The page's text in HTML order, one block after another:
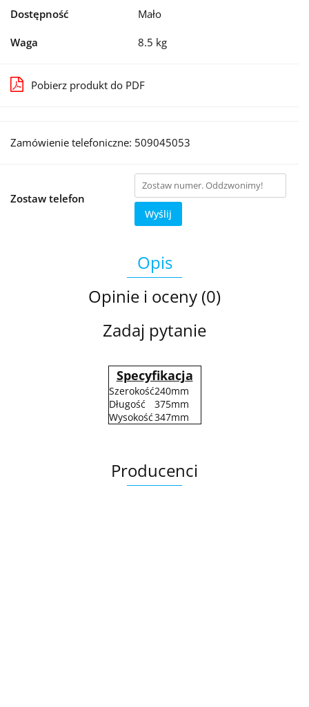
Dostępność Mało
Waga 8.5 kg
Pobierz produkt do PDF
Zamówienie telefoniczne: 509045053
Zostaw telefon
Wyślij
Opis
Opinie i oceny (0)
Zadaj pytanie
Specyfikacja
Szerokość240mm
Długość
375mm
Wysokość347mm
Producenci